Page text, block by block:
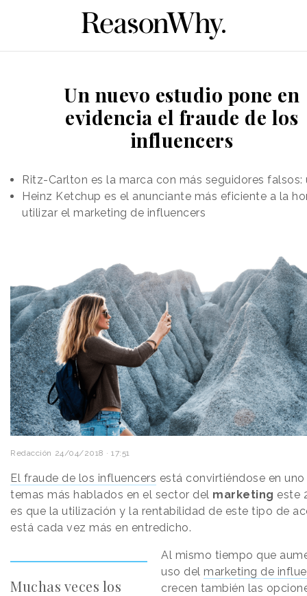
Un nuevo estudio pone en
evidencia el fraude de los
influencers
Ritz-Carlton es la marca con más seguidores falsos:
Heinz Ketchup es el anunciante más eficiente a la
utilizar el marketing de influencers
Redacción 24/04/2018 · 17:51
El fraude de los influencers está convirtiéndose en
temas más hablados en el sector del marketing este
es que la utilización y la rentabilidad de este tipo de
está cada vez más en entredicho.
Muchas veces los
Al mismo tiempo que
uso del marketing de
crecen también las